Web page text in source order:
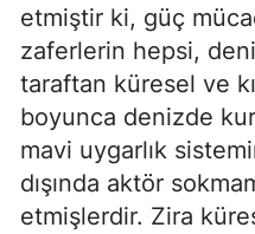
etmiştir ki, güç
zaferlerin hepsi,
taraftan küresel ve
boyunca denizde
mavi uygarlık
dışında aktör
etmişlerdir. Zira